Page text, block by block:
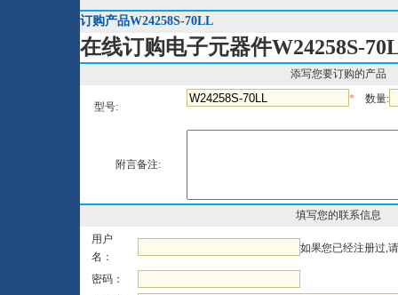
订购产品W24258S-70LL
在线订购电子元器件W24258S-
添写您要订购的产品
型号:
* 数量:
附言备注:
填写您的联系信息
用户
名：
如果您已经注册过,
密码：